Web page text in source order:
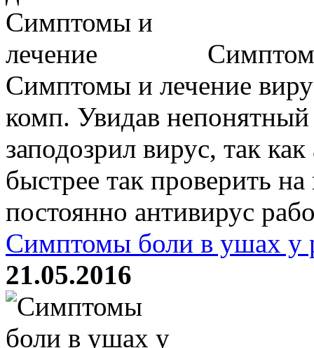
Симптомы и лечение
комп. Увидав непонятный
заподозрил вирус, так
быстрее так проверить
постоянно антивирус
Симптомы боли в ушах у
21.05.2016